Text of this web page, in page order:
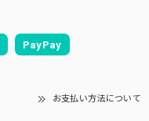
PayPay
お支払い方法について